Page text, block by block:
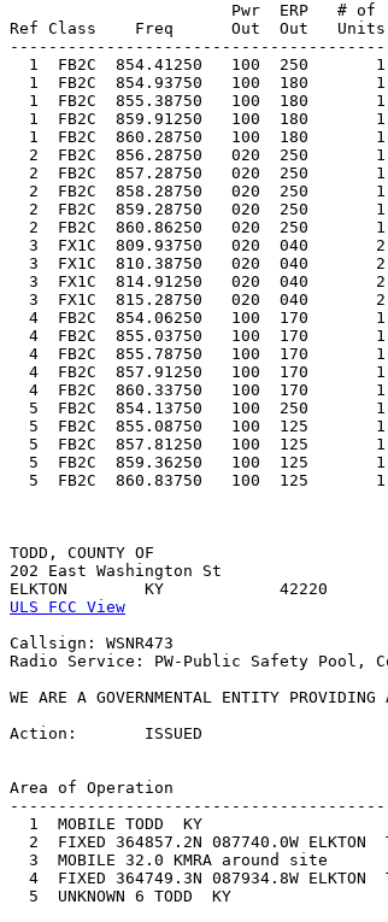
Pwr  ERP   # of
Ref Class    Freq      Out  Out   Units
1  FB2C  854.41250   100  250
1  FB2C  854.93750   100  180
1  FB2C  855.38750   100  180
1  FB2C  859.91250   100  180
1  FB2C  860.28750   100  180
2  FB2C  856.28750   020  250
2  FB2C  857.28750   020  250
2  FB2C  858.28750   020  250
2  FB2C  859.28750   020  250
2  FB2C  860.86250   020  250
3  FX1C  809.93750   020  040
3  FX1C  810.38750   020  040
3  FX1C  814.91250   020  040
3  FX1C  815.28750   020  040
4  FB2C  854.06250   100  170
4  FB2C  855.03750   100  170
4  FB2C  855.78750   100  170
4  FB2C  857.91250   100  170
4  FB2C  860.33750   100  170
5  FB2C  854.13750   100  250
5  FB2C  855.08750   100  125
5  FB2C  857.81250   100  125
5  FB2C  859.36250   100  125
5  FB2C  860.83750   100  125
TODD, COUNTY OF
202 East Washington St
ULS FCC View
Callsign: WSNR473
Radio Service: PW-Public Safety Pool,
WE ARE A GOVERNMENTAL ENTITY PROVIDING
Action:       ISSUED
Area of Operation
  1  MOBILE TODD  KY
2  FIXED 364857.2N 087740.0W
  3  MOBILE 32.0 KMRA around site
4  FIXED 364749.3N 087934.8W
  5  UNKNOWN 6 TODD  KY